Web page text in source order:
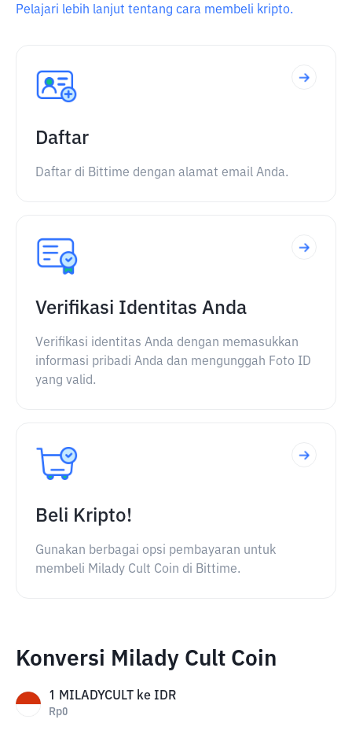
Pelajari lebih lanjut tentang cara membeli kripto.
Daftar
Daftar di Bittime dengan alamat email Anda.
Verifikasi Identitas Anda
Verifikasi identitas Anda dengan memasukkan
informasi pribadi Anda dan mengunggah Foto ID
yang valid.
Beli Kripto!
Gunakan berbagai opsi pembayaran untuk
membeli Milady Cult Coin di Bittime.
Konversi Milady Cult Coin
1 MILADYCULT ke IDR
Rp0